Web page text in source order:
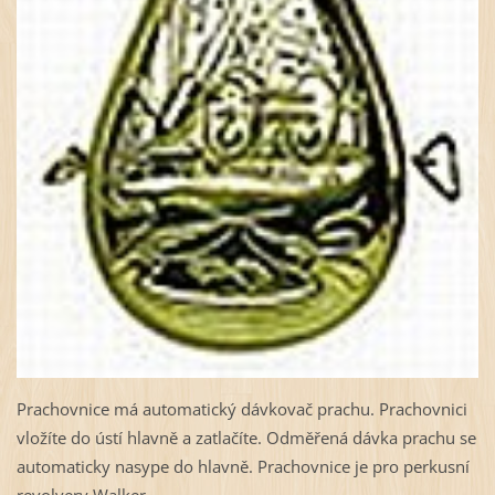
Prachovnice má automatický dávkovač prachu. Prachovnici
vložíte do ústí hlavně a zatlačíte. Odměřená dávka prachu se
automaticky nasype do hlavně. Prachovnice je pro perkusní